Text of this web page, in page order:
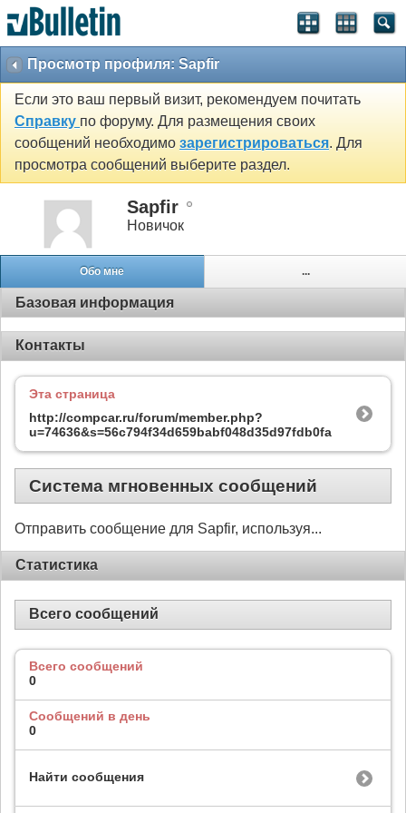
Просмотр профиля: Sapfir
Если это ваш первый визит, рекомендуем почитать
Справку по форуму. Для размещения своих
сообщений необходимо зарегистрироваться. Для
просмотра сообщений выберите раздел.
Sapfir
Новичок
Обо мне ...
Базовая информация
Контакты
Эта страница
http://compcar.ru/forum/member.php?
u=74636&s=56c794f34d659babf048d35d97fdb0fa
Система мгновенных сообщений
Отправить сообщение для Sapfir, используя...
Статистика
Всего сообщений
Всего сообщений
0
Сообщений в день
0
Найти сообщения